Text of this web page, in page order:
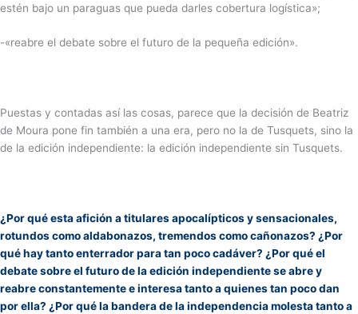
estén bajo un paraguas que pueda darles cobertura logística»;
-«reabre el debate sobre el futuro de la pequeña edición».
Puestas y contadas así las cosas, parece que la decisión de Beatriz
de Moura pone fin también a una era, pero no la de Tusquets, sino la
de la edición independiente: la edición independiente sin Tusquets.
¿Por qué esta afición a titulares apocalípticos y sensacionales,
rotundos como aldabonazos, tremendos como cañonazos? ¿Por
qué hay tanto enterrador para tan poco cadáver? ¿Por qué el
debate sobre el futuro de la edición independiente se abre y
reabre constantemente e interesa tanto a quienes tan poco dan
por ella? ¿Por qué la bandera de la independencia molesta tanto a